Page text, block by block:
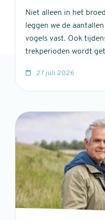
Niet alleen in het
leggen we de
vogels vast. Ook
trekperioden wordt
27 juli 2026